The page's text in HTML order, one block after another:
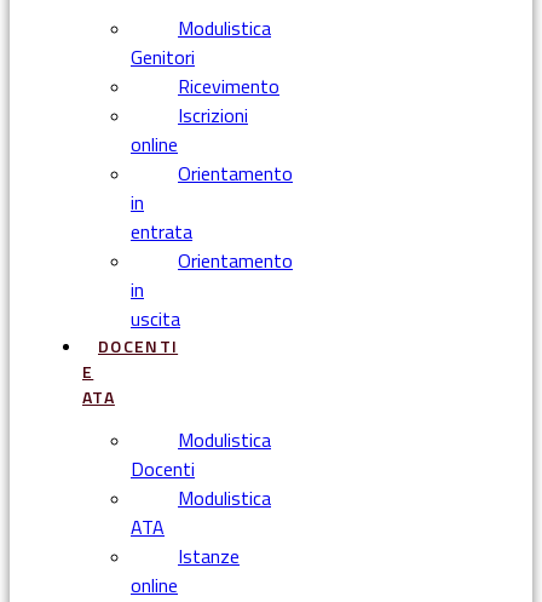
Modulistica
Genitori
Ricevimento
Iscrizioni
online
Orientamento
in
entrata
Orientamento
in
uscita
DOCENTI
E
ATA
Modulistica
Docenti
Modulistica
ATA
Istanze
online